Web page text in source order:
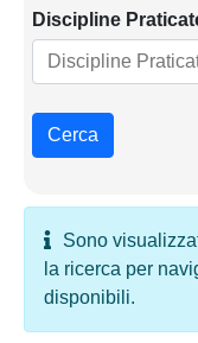
Discipline
Cerca
Sono
la ricerca per
disponibili.